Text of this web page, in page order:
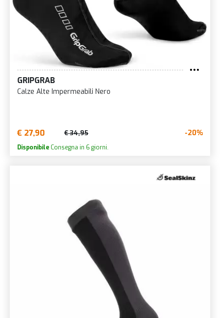
GRIPGRAB
Calze Alte Impermeabili Nero
€ 27,90 € 34,95 -20%
Disponibile Consegna in 6 giorni.